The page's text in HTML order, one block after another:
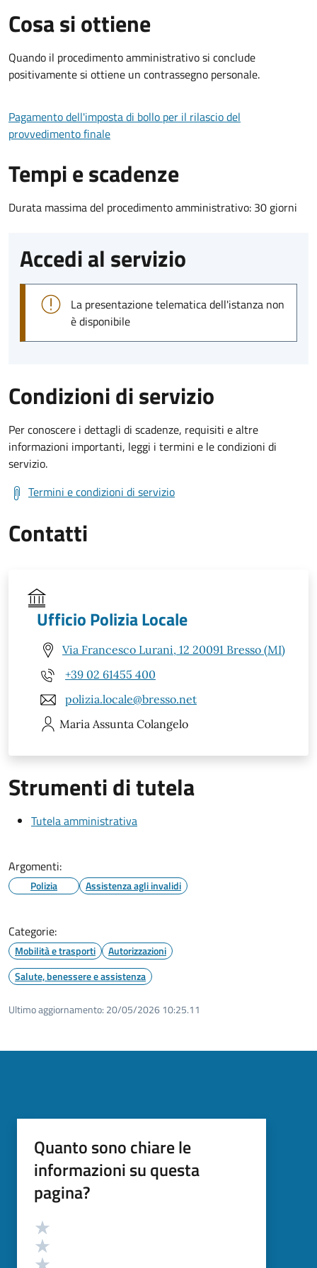
Cosa si ottiene
Quando il procedimento amministrativo si conclude
positivamente si ottiene un contrassegno personale.
Pagamento dell'imposta di bollo per il rilascio del
provvedimento finale
Tempi e scadenze
Durata massima del procedimento amministrativo: 30 giorni
Accedi al servizio
La presentazione telematica dell'istanza non
è disponibile
Condizioni di servizio
Per conoscere i dettagli di scadenze, requisiti e altre
informazioni importanti, leggi i termini e le condizioni di
servizio.
Termini e condizioni di servizio
Contatti
Ufficio Polizia Locale
Via Francesco Lurani, 12 20091 Bresso (MI)
+39 02 61455 400
polizia.locale@bresso.net
Maria Assunta Colangelo
Strumenti di tutela
Tutela amministrativa
Argomenti:
Polizia Assistenza agli invalidi
Categorie:
Mobilità e trasporti
Autorizzazioni
Salute, benessere e assistenza
Ultimo aggiornamento: 20/05/2026 10:25.11
Quanto sono chiare le
informazioni su questa
pagina?
Valutazione